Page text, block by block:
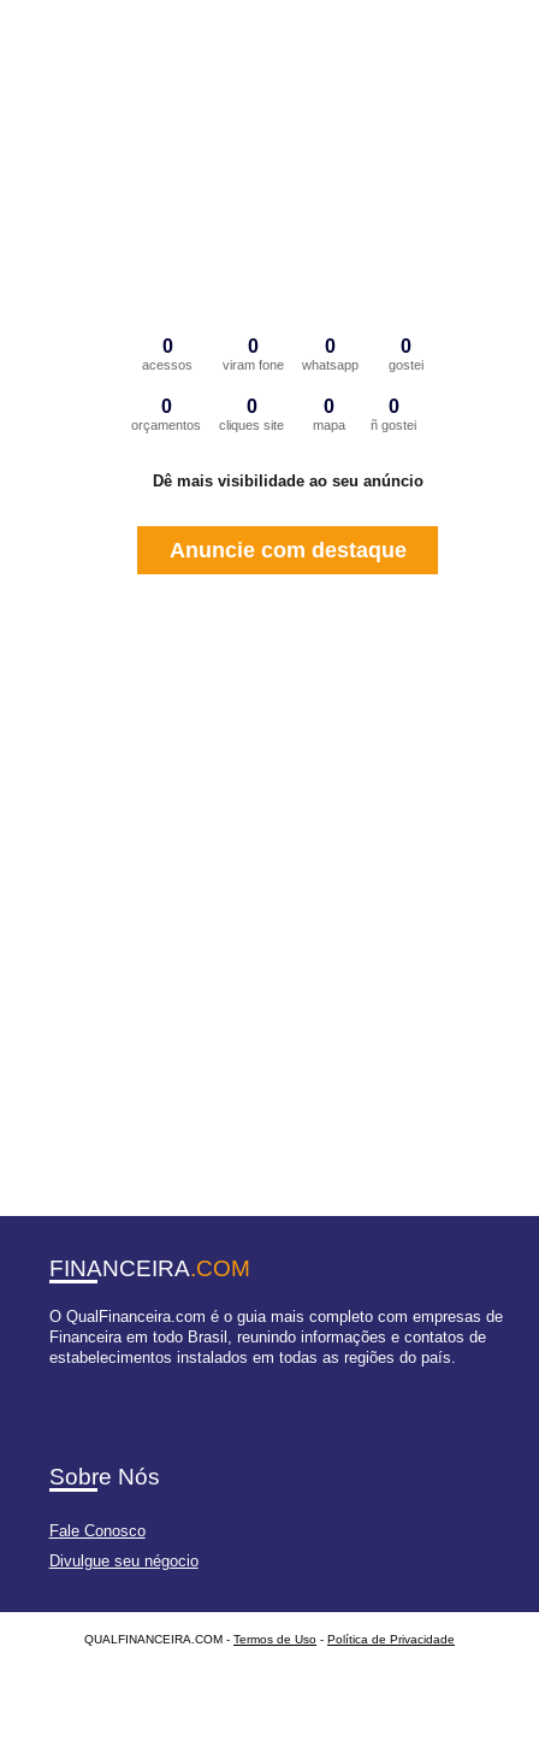
0
acessos
0
viram fone
0
whatsapp
0
gostei
0
orçamentos
0
cliques site
0
mapa
0
ñ gostei
Dê mais visibilidade ao seu anúncio
Anuncie com destaque
FINANCEIRA.COM
O QualFinanceira.com é o guia mais completo com empresas de
Financeira em todo Brasil, reunindo informações e contatos de
estabelecimentos instalados em todas as regiões do país.
Sobre Nós
Fale Conosco
Divulgue seu négocio
QUALFINANCEIRA.COM - Termos de Uso - Política de Privacidade